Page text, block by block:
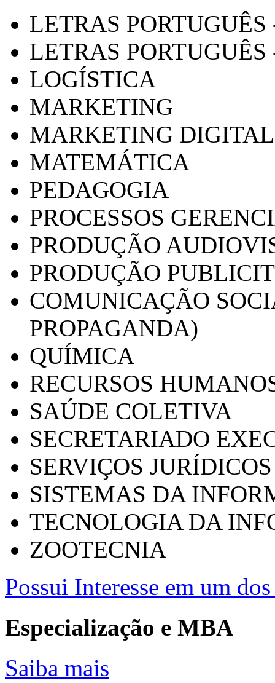
LETRAS
LETRAS PORTUGUÊS
LOGÍSTICA
MARKETING
MARKETING DIGITAL
MATEMÁTICA
PEDAGOGIA
PROCESSOS
PRODUÇÃO
PRODUÇÃO
COMUNICAÇÃO
PROPAGANDA)
QUÍMICA
RECURSOS
SAÚDE COLETIVA
SECRETARIADO
SERVIÇOS
SISTEMAS DA
TECNOLOGIA DA
ZOOTECNIA
Possui Interesse em um
Especialização e MBA
Saiba mais